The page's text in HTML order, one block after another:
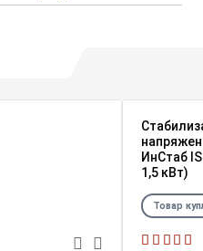
ИнСтаб
1,5 кВт)
Товар